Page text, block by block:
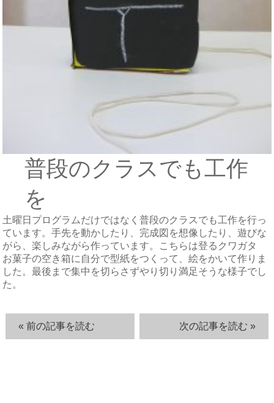
普段のクラスでも工作
を
土曜日プログラムだけではなく普段のクラスでも工作を行っ
ています。手先を動かしたり、完成図を想像したり、遊びな
がら、楽しみながら作っています。こちらは登るクワガタ
お菓子の空き箱に自分で型紙をつくって、絵をかいて作りま
した。最後まで集中を切らさずやり切り満足そうな様子でし
た。
« 前の記事を読む 次の記事を読む »